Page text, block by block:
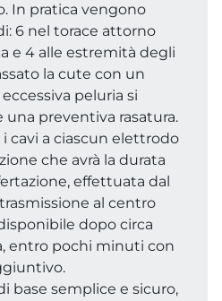
In pratica vengono
6 nel torace attorno
e 4 alle estremità degli
la cute con un
peluria si
una preventiva rasatura.
cavi a ciascun elettrodo
che avrà la durata
effettuata dal
al centro
dopo circa
entro pochi minuti con
base semplice e sicuro,